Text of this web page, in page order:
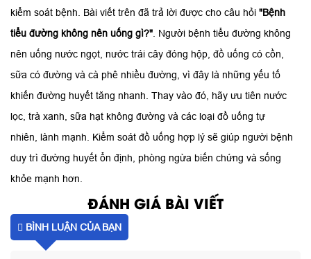
kiểm soát bệnh. Bài viết trên đã trả lời được cho câu hỏi "Bệnh
tiểu đường không nên uống gì?". Người bệnh tiểu đường không
nên uống nước ngọt, nước trái cây đóng hộp, đồ uống có cồn,
sữa có đường và cà phê nhiều đường, vì đây là những yếu tố
khiến đường huyết tăng nhanh. Thay vào đó, hãy ưu tiên nước
lọc, trà xanh, sữa hạt không đường và các loại đồ uống tự
nhiên, lành mạnh. Kiểm soát đồ uống hợp lý sẽ giúp người bệnh
duy trì đường huyết ổn định, phòng ngừa biến chứng và sống
khỏe mạnh hơn.
ĐÁNH GIÁ BÀI VIẾT
BÌNH LUẬN CỦA BẠN